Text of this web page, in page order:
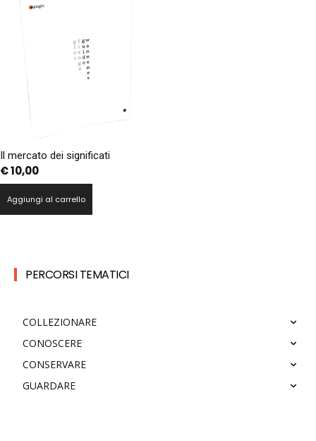
Il mercato dei significati
€10,00
Aggiungi al carrello
PERCORSI TEMATICI
COLLEZIONARE
CONOSCERE
CONSERVARE
GUARDARE